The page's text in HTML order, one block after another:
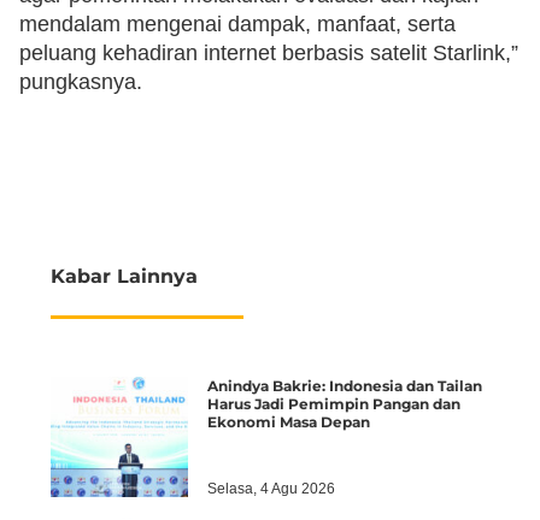
mendalam mengenai dampak, manfaat, serta
peluang kehadiran internet berbasis satelit Starlink,”
pungkasnya.
Kabar Lainnya
Anindya Bakrie: Indonesia dan Tailan
Harus Jadi Pemimpin Pangan dan
Ekonomi Masa Depan
Selasa, 4 Agu 2026